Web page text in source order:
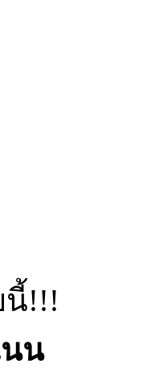
นี้!!!
น